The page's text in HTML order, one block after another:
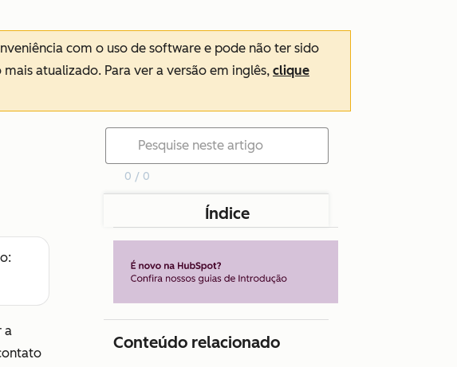
com o uso de software e pode não ter sido
atualizado. Para ver a versão em inglês, clique
a
0 / 0
Índice
Conteúdo relacionado